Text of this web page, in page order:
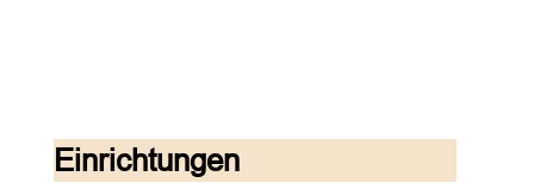
Einrichtungen